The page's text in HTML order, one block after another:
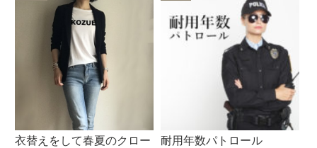
衣替えをして春夏のクロー
耐用年数パトロール